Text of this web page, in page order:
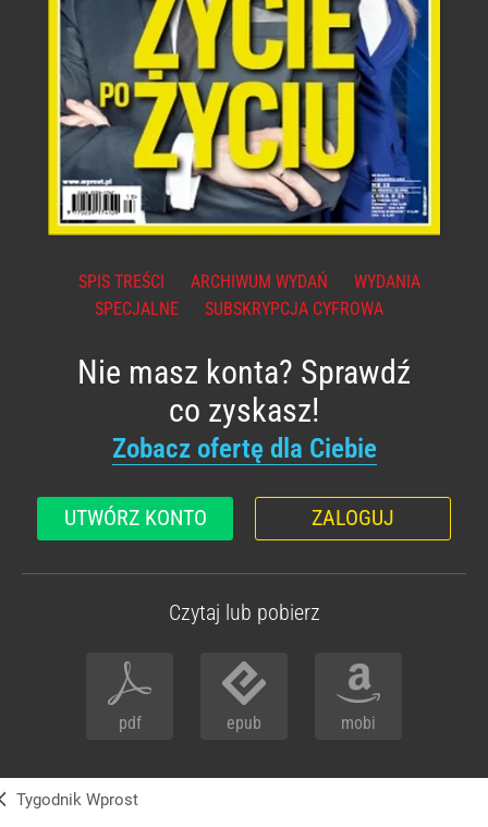
SPIS TREŚCI ARCHIWUM WYDAŃ
WYDANIA
SPECJALNE
SUBSKRYPCJA CYFROWA
Nie masz konta? Sprawdź
co zyskasz!
Zobacz ofertę dla Ciebie
UTWÓRZ KONTO ZALOGUJ
Czytaj lub pobierz
pdf epub mobi
Tygodnik Wprost